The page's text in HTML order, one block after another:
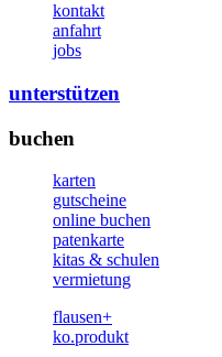
kontakt
anfahrt
jobs
unterstützen
buchen
karten
gutscheine
online buchen
patenkarte
kitas & schulen
vermietung
flausen+
ko.produkt